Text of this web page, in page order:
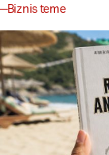
Biznis teme